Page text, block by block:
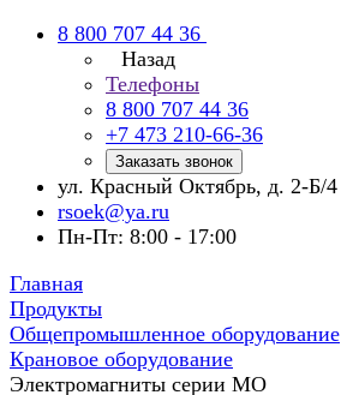
8 800 707 44 36
Назад
Телефоны
8 800 707 44 36
+7 473 210-66-36
Заказать звонок
ул. Красный Октябрь, д. 2-Б/4
rsoek@ya.ru
Пн-Пт: 8:00 - 17:00
Главная
Продукты
Общепромышленное оборудование
Крановое оборудование
Электромагниты серии МО